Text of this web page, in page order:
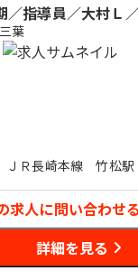
／指導員／大村Ｌ
葉
ＪＲ長崎本線 竹松
求人に問い合わせ
詳細を見る